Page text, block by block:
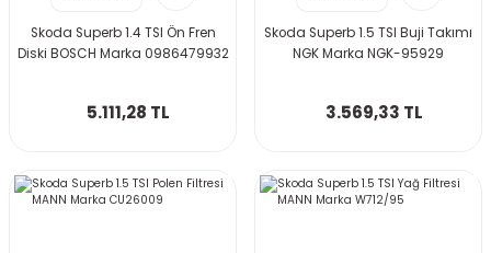
Skoda Superb 1.4 TSI Ön Fren
Diski BOSCH Marka 0986479932
5.111,28 TL
Skoda Superb 1.5 TSI Buji Takımı
NGK Marka NGK-95929
3.569,33 TL